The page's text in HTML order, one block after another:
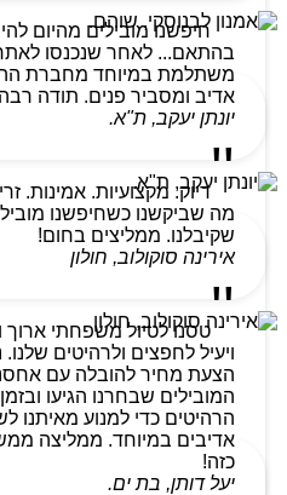
חיפשנו מובילים מהיום
בהתאם... לאחר שנכנסו
משתלמת במיוחד מחברת
אדיב ומסביר פנים. תודה
יונתן יעקב, ת"א.
דיוק. מקצועיות. אמינות.
מה שביקשנו כשחיפשנו
שקיבלנו. ממליצים בחום!
אירינה סוקולוב, חולון
טסנו לטיול משפחתי
ויעיל לחפצים ולרהיטים
הצעת מחיר להובלה עם
המובילים שבחרנו הגיעו
הרהיטים כדי למנוע מאיתנו
אדיבים במיוחד. ממליצה
כזה!
יעל דותן, בת ים.